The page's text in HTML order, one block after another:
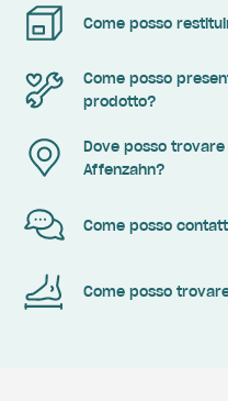
Come posso
Come posso
prodotto?
Dove posso
Affenzahn?
Come posso
Come posso